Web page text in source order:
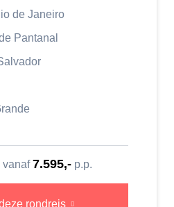
de Janeiro
Pantanal
vanaf7.595,-p.p.
rondreis